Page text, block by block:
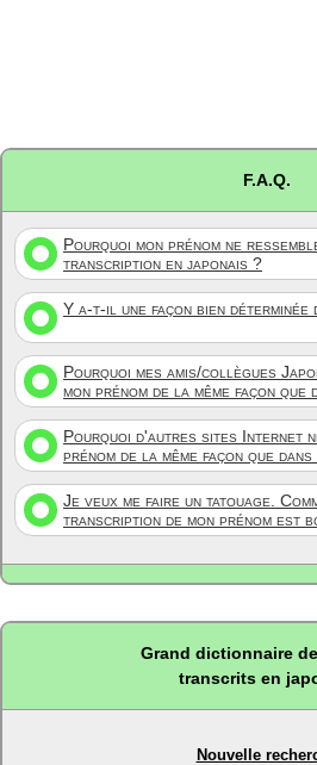
F.A.Q.
Pourquoi mon prénom ne
transcription en japonais ?
Y a-t-il une façon bien
Pourquoi mes amis/collègues
mon prénom de la même façon que
Pourquoi d'autres sites Internet
prénom de la même façon que
Je veux me faire un tatouage.
transcription de mon prénom est
Grand dictionnaire
transcrits en
Nouvelle